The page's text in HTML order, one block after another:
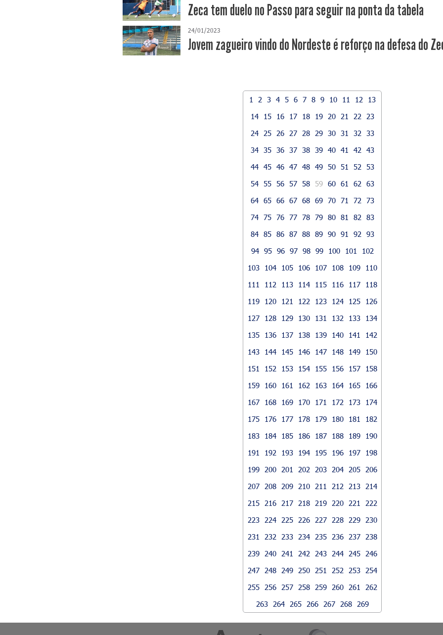
Zeca tem duelo no Passo para seguir na ponta da tabela
24/01/2023
Jovem zagueiro vindo do Nordeste é reforço na defesa do
1 2 3 4 5 6 7 8 9 10 11 12
13
14
15 16 17 18 19 20 21 22
23
24
25 26 27 28 29 30 31 32
33
34 35 36 37 38 39 40 41 42
43
44 45 46 47 48 49 50 51 52
53
54 55 56 57 58 59 60 61 62
63
64 65 66 67 68 69 70 71 72
73
74 75 76 77 78 79 80 81 82
83
84 85 86 87 88 89 90 91 92
93
94 95 96 97 98 99 100 101
102
103
104 105 106 107 108 109
110
111
112 113 114 115 116 117
118
119
120 121 122 123 124 125
126
127
128 129 130 131 132 133
134
135
136 137 138 139 140 141
142
143
144 145 146 147 148 149
150
151
152 153 154 155 156 157
158
159
160 161 162 163 164 165
166
167
168 169 170 171 172 173
174
175
176 177 178 179 180 181
182
183
184 185 186 187 188 189
190
191
192 193 194 195 196 197
198
199
200 201 202 203 204 205
206
207
208 209 210 211 212 213
214
215
216 217 218 219 220 221
222
223
224 225 226 227 228 229
230
231
232 233 234 235 236 237
238
239
240 241 242 243 244 245
246
247
248 249 250 251 252 253
254
255
256 257 258 259 260 261
262
263
264 265 266 267 268 269